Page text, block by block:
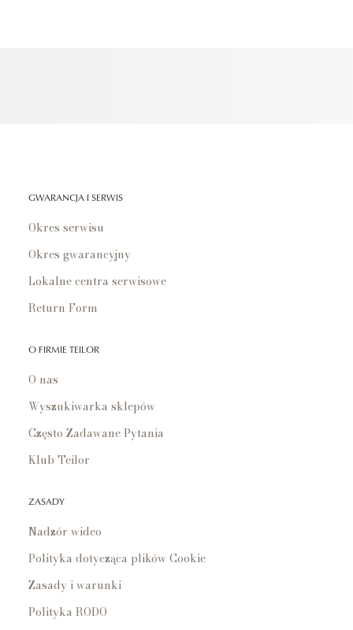
GWARANCJA I SERWIS
Okres serwisu
Okres gwarancyjny
Lokalne centra serwisowe
Return Form
O FIRMIE TEILOR
O nas
Wyszukiwarka sklepów
Często Zadawane Pytania
Klub Teilor
ZASADY
Nadzór wideo
Polityka dotycząca plików Cookie
Zasady i warunki
Polityka RODO